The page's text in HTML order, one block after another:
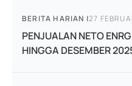
BERITA HARIAN |27
PENJUALAN NETO
HINGGA DESEMBER